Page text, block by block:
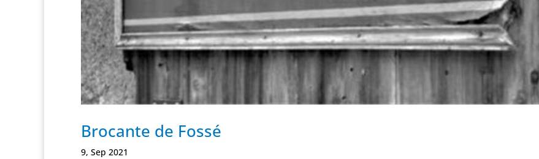
Brocante de Fossé
9, Sep 2021